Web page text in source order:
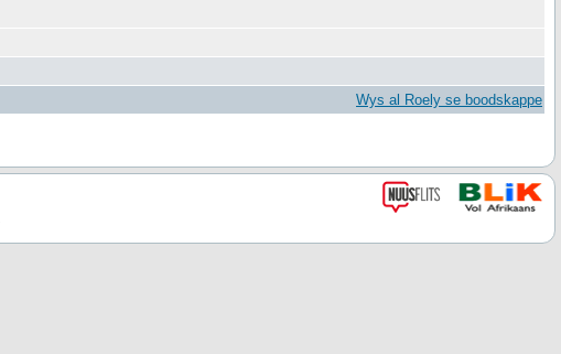
Wys al Roely se boodskappe